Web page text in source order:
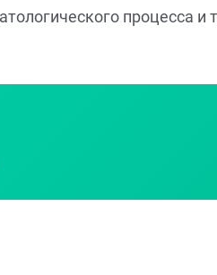
процесса и